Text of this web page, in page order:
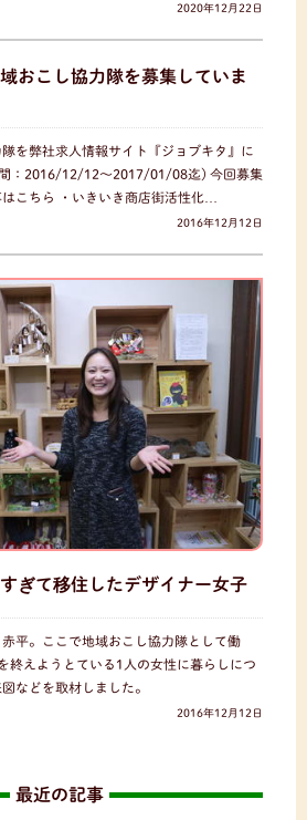
2020年12月22日
おこし協力隊を募集していま
を弊社求人情報サイト『ジョブキタ』に
：2016/12/12〜2017/01/08迄) 今回募集
こちら ・いきいき商店街活性化…
2016年12月12日
ぎて移住したデザイナー女子
平。ここで地域おこし協力隊として働
終えようとている1人の女性に暮らしにつ
などを取材しました。
2016年12月12日
最近の記事